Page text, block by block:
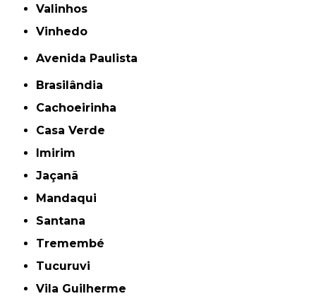
Valinhos
Vinhedo
Avenida Paulista
Brasilândia
Cachoeirinha
Casa Verde
Imirim
Jaçanã
Mandaqui
Santana
Tremembé
Tucuruvi
Vila Guilherme